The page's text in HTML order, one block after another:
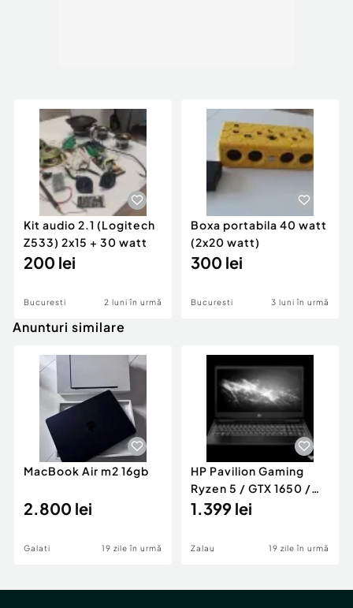
Kit audio 2.1 (Logitech
Z533) 2x15 + 30 watt
200 lei
Bucuresti 2 luni în urmă
Boxa portabila 40 watt
(2x20 watt)
300 lei
Bucuresti 3 luni în urmă
Anunturi similare
MacBook Air m2 16gb
2.800 lei
Galati 19 zile în urmă
HP Pavilion Gaming
Ryzen 5 / GTX 1650 /
SSD NVMe / Ca nou +
1.399 lei
Zalau 19 zile în urmă